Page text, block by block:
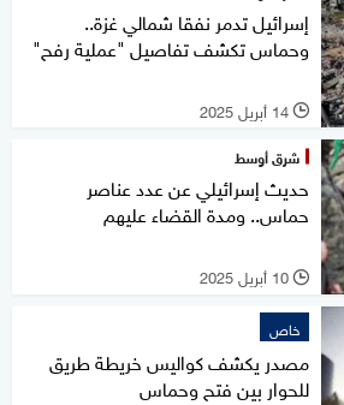
إسرائيل تدمر نفقا شمالي غزة..
وحماس تكشف تفاصيل "عملية رفح"
l 14 أبريل 2025
شرق أوسط
حديث إسرائيلي عن عدد عناصر
حماس.. ومدة القضاء عليهم
l 10 أبريل 2025
خاص
مصدر يكشف كواليس خريطة طريق
للحوار بين فتح وحماس